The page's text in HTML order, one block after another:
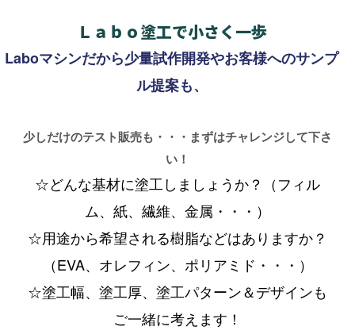
Ｌａｂｏ塗工で小さく一歩
Laboマシンだから少量試作開発やお客様へのサンプ
ル提案も、
少しだけのテスト販売も・・・まずはチャレンジして下さ
い！
☆どんな基材に塗工しましょうか？（フィル
ム、紙、繊維、金属・・・）
☆用途から希望される樹脂などはありますか？
（EVA、オレフィン、ポリアミド・・・）
☆塗工幅、塗工厚、塗工パターン＆デザインも
ご一緒に考えます！